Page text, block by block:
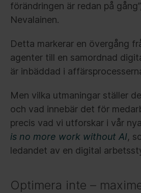
förändringen är redan på
Nevalainen.
Detta markerar en övergång
agenter till en samordnad
är inbäddad i
Men vilka utmaningar ställer
och vad innebär det för
precis vad vi utforskar i vår
is no more work without AI,
ledandet av en digital
Optimera inte –